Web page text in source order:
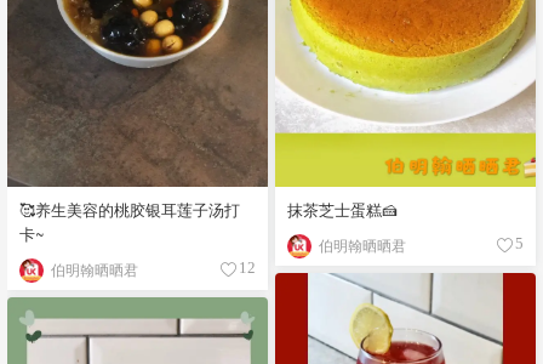
🥰养生美容的桃胶银耳莲子汤打
卡~
伯明翰晒晒君 12
抹茶芝士蛋糕🍰
伯明翰晒晒君 5